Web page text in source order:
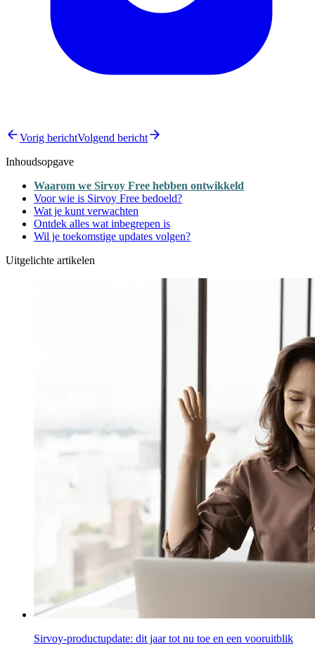
Vorig berichtVolgend bericht
Inhoudsopgave
Waarom we Sirvoy Free hebben ontwikkeld
Voor wie is Sirvoy Free bedoeld?
Wat je kunt verwachten
Ontdek alles wat inbegrepen is
Wil je toekomstige updates volgen?
Uitgelichte artikelen
Sirvoy-productupdate: dit jaar tot nu toe en een vooruitblik